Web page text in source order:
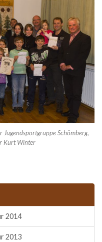
Schömberg,
Kurt Winter
2014
2013